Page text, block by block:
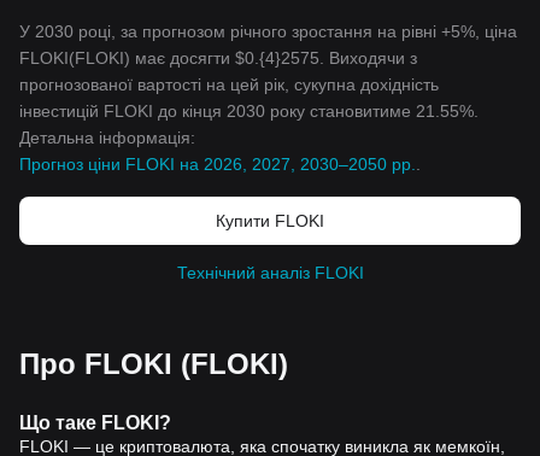
У 2030 році, за прогнозом річного зростання на рівні +5%, ціна
FLOKI(FLOKI) має досягти $0.{4}2575. Виходячи з
прогнозованої вартості на цей рік, сукупна дохідність
інвестицій FLOKI до кінця 2030 року становитиме 21.55%.
Детальна інформація:
Прогноз ціни FLOKI на 2026, 2027, 2030–2050 рр.
Купити FLOKI
Технічний аналіз FLOKI
Про FLOKI (FLOKI)
Що таке FLOKI?
FLOKI — це криптовалюта, яка спочатку виникла як мемкоїн,